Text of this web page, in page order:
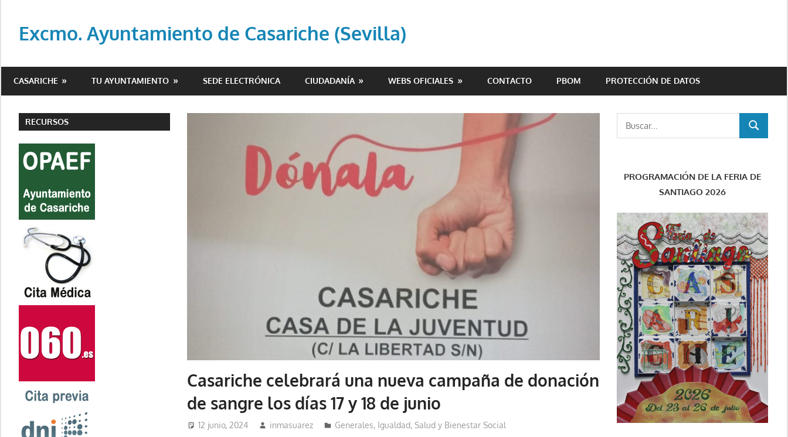
contenido
Excmo. Ayuntamiento de Casariche (Sevilla)
del
de
Casariche
CASARICHE TU AYUNTAMIENTO SEDE ELECTRÓNICA CIUDADANÍA WEBS OFICIALES CONTACTO PBOM PROTECCIÓN DE DATOS
Casariche celebrará una nueva campaña de donación
de sangre los días 17 y 18 de junio
12 junio, 2024 inmasuarez Generales, Igualdad, Salud y Bienestar Social
RECURSOS
BUSCAR
PROGRAMACIÓN DE LA FERIA DE
SANTIAGO 2026